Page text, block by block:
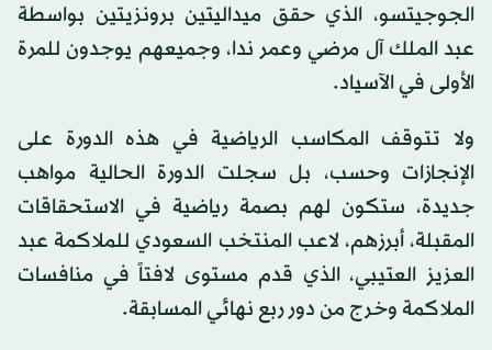
الجوجيتسو، الذي حقق ميداليتين برونزيتين بواسطة
عبد الملك آل مرضي وعمر ندا، وجميعهم يوجدون للمرة
الأولى في الآسياد.
ولا تتوقف المكاسب الرياضية في هذه الدورة على
الإنجازات وحسب، بل سجلت الدورة الحالية مواهب
جديدة، ستكون لهم بصمة رياضية في الاستحقاقات
المقبلة، أبرزهم، لاعب المنتخب السعودي للملاكمة عبد
العزيز العتيبي، الذي قدم مستوى لافتاً في منافسات
الملاكمة وخرج من دور ربع نهائي المسابقة.